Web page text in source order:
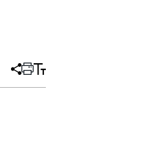
分
文
打 调
大